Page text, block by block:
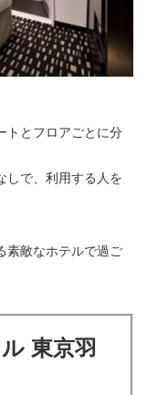
トとフロアごとに分
しで、利用する人を
素敵なホテルで過ご
東京羽